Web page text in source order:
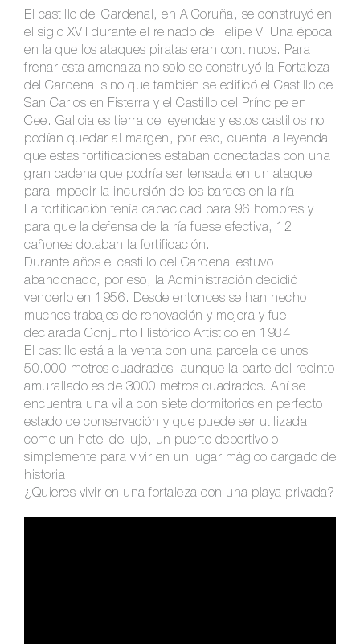
El castillo del Cardenal, en A Coruña, se construyó en
el siglo XVII durante el reinado de Felipe V. Una época
en la que los ataques piratas eran continuos. Para
frenar esta amenaza no solo se construyó la Fortaleza
del Cardenal sino que también se edificó el Castillo de
San Carlos en Fisterra y el Castillo del Príncipe en
Cee. Galicia es tierra de leyendas y estos castillos no
podían quedar al margen, por eso, cuenta la leyenda
que estas fortificaciones estaban conectadas con una
gran cadena que podría ser tensada en un ataque
para impedir la incursión de los barcos en la ría.
La fortificación tenía capacidad para 96 hombres y
para que la defensa de la ría fuese efectiva, 12
cañones dotaban la fortificación.
Durante años el castillo del Cardenal estuvo
abandonado, por eso, la Administración decidió
venderlo en 1956. Desde entonces se han hecho
muchos trabajos de renovación y mejora y fue
declarada Conjunto Histórico Artístico en 1984.
El castillo está a la venta con una parcela de unos
50.000 metros cuadrados aunque la parte del recinto
amurallado es de 3000 metros cuadrados. Ahí se
encuentra una villa con siete dormitorios en perfecto
estado de conservación y que puede ser utilizada
como un hotel de lujo, un puerto deportivo o
simplemente para vivir en un lugar mágico cargado de
historia.
¿Quieres vivir en una fortaleza con una playa privada?